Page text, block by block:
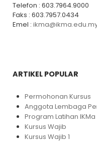
Telefon : 603.7964.9000
Faks : 603.7957.0434
Emel :
ARTIKEL POPULAR
Permohonan Kursus
Anggota Lembaga
Program Latihan IKMa
Kursus Wajib
Kursus Wajib 1